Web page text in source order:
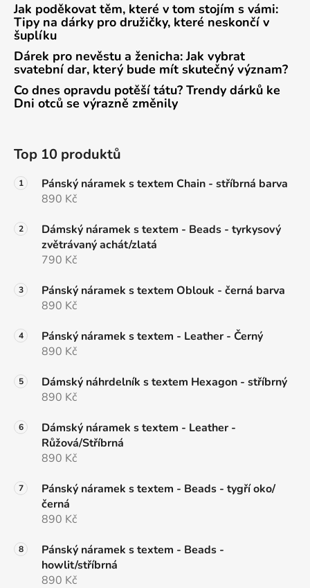
Jak poděkovat těm, které v tom stojím s vámi:
Tipy na dárky pro družičky, které neskončí v
šuplíku
Dárek pro nevěstu a ženicha: Jak vybrat
svatební dar, který bude mít skutečný význam?
Co dnes opravdu potěší tátu? Trendy dárků ke
Dni otců se výrazně změnily
Top 10 produktů
Pánský náramek s textem Chain - stříbrná barva
890 Kč
Dámský náramek s textem - Beads - tyrkysový
zvětrávaný achát/zlatá
790 Kč
Pánský náramek s textem Oblouk - černá barva
890 Kč
Pánský náramek s textem - Leather - Černý
890 Kč
Dámský náhrdelník s textem Hexagon - stříbrný
890 Kč
Dámský náramek s textem - Leather -
Růžová/Stříbrná
890 Kč
Pánský náramek s textem - Beads - tygří oko/
černá
890 Kč
Pánský náramek s textem - Beads -
howlit/stříbrná
890 Kč